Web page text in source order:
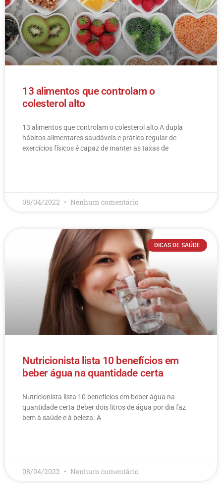
13 alimentos que controlam o
colesterol alto
13 alimentos que controlam o colesterol alto​ A dupla
hábitos alimentares saudáveis e prática regular de
exercícios físicos é capaz de manter as taxas de
08/04/2022 Nenhum comentário
DICAS DE SAÚDE
Nutricionista lista 10 benefícios em
beber água na quantidade certa
Nutricionista lista 10 benefícios em beber água na
quantidade certa Beber dois litros de água por dia faz
bem à saúde e à beleza. A
08/04/2022 Nenhum comentário